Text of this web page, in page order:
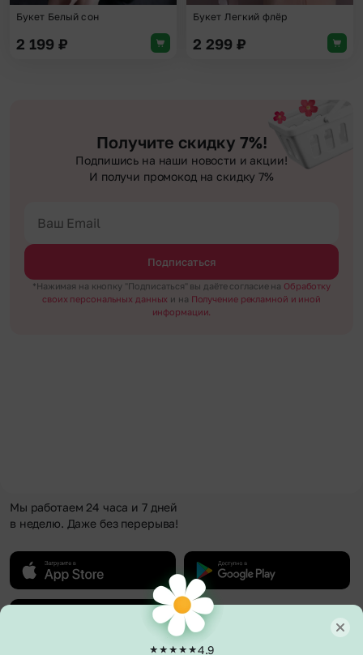
Букет Белый сон
2 199 ₽
Букет Легкий флёр
2 299 ₽
Получите скидку 7%!
Подпишись на наши новости и акции!
И получи промокод на скидку 7%
Подписаться
*Нажимая на кнопку "Подписаться" вы даёте согласие на Обработку
своих персональных данных и на Получение рекламной и иной
информации.
Мы работаем 24 часа и 7 дней
в неделю. Даже без перерыва!
4.9